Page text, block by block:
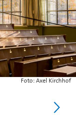
Foto: Axel Kirchhof